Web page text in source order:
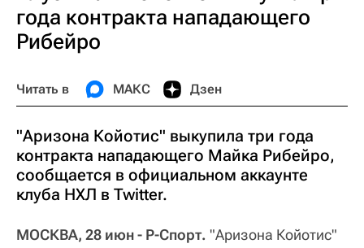
года контракта нападающего
Рибейро
Читать в МАКС Дзен
"Аризона Койотис" выкупила три года
контракта нападающего Майка Рибейро,
сообщается в официальном аккаунте
клуба НХЛ в Twitter.
МОСКВА, 28 июн - Р-Спорт. "Аризона Койотис"